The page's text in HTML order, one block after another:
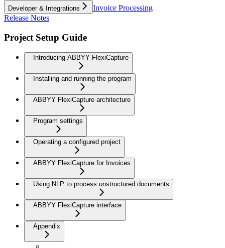
Developer & Integrations
Invoice Processing
Release Notes
Project Setup Guide
Introducing ABBYY FlexiCapture
Installing and running the program
ABBYY FlexiCapture architecture
Program settings
Operating a configured project
ABBYY FlexiCapture for Invoices
Using NLP to process unstructured documents
ABBYY FlexiCapture interface
Appendix